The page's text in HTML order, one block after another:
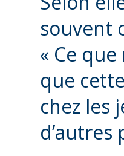
souvent
« Ce
que
chez les
d’autres